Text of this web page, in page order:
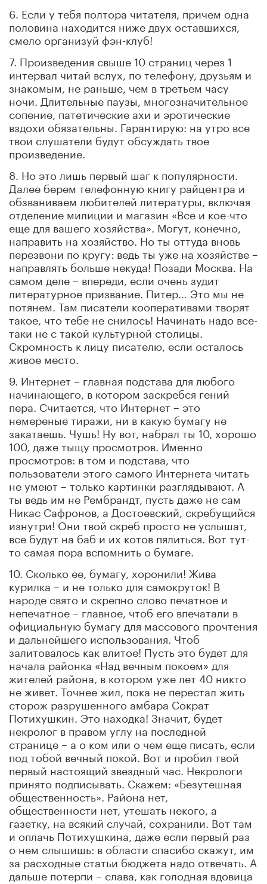
6. Если у тебя полтора читателя, причем одна
половина находится ниже двух оставшихся,
смело организуй фэн-клуб!
7. Произведения свыше 10 страниц через 1
интервал читай вслух, по телефону, друзьям и
знакомым, не раньше, чем в третьем часу
ночи. Длительные паузы, многозначительное
сопение, патетические ахи и эротические
вздохи обязательны. Гарантирую: на утро все
твои слушатели будут обсуждать твое
произведение.
8. Но это лишь первый шаг к популярности.
Далее берем телефонную книгу райцентра и
обзваниваем любителей литературы, включая
отделение милиции и магазин «Все и кое-что
еще для вашего хозяйства». Могут, конечно,
направить на хозяйство. Но ты оттуда вновь
перезвони по кругу: ведь ты уже на хозяйстве –
направлять больше некуда! Позади Москва. На
самом деле – впереди, если очень зудит
литературное призвание. Питер… Это мы не
потянем. Там писатели кооперативами творят
такое, что тебе не снилось! Начинать надо все-
таки не с такой культурной столицы.
Скромность к лицу писателю, если осталось
живое место.
9. Интернет – главная подстава для любого
начинающего, в котором заскребся гений
пера. Считается, что Интернет – это
немереные тиражи, ни в какую бумагу не
закатаешь. Чушь! Ну вот, набрал ты 10, хорошо
100, даже тыщу просмотров. Именно
просмотров: в том и подстава, что
пользователи этого самого Интернета читать
не умеют – только картинки разглядывают. А
ты ведь им не Рембрандт, пусть даже не сам
Никас Сафронов, а Достоевский, скребущийся
изнутри! Они твой скреб просто не услышат,
все будут на баб и их котов пялиться. Вот тут-
то самая пора вспомнить о бумаге.
10. Сколько ее, бумагу, хоронили! Жива
курилка – и не только для самокруток! В
народе свято и скрепно слово печатное и
непечатное – главное, чтоб его впечатали в
официальную бумагу для массового прочтения
и дальнейшего использования. Чтоб
залитовалось как влитое! Пусть это будет для
начала районка «Над вечным покоем» для
жителей района, в котором уже лет 40 никто
не живет. Точнее жил, пока не перестал жить
сторож разрушенного амбара Сократ
Потихушкин. Это находка! Значит, будет
некролог в правом углу на последней
странице – а о ком или о чем еще писать, если
под тобой вечный покой. Вот и пробил твой
первый настоящий звездный час. Некрологи
принято подписывать. Скажем: «Безутешная
общественность». Района нет,
общественности нет, утешать некого, а
газетку, на всякий случай, сохранили. Вот там
и оплачь Потихушкина, даже если первый раз
о нем слышишь: в области спасибо скажут, им
за расходные статьи бюджета надо отвечать. А
дальше потерпи – слава, как голодная вдовица